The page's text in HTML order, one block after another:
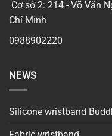
Cơ sở 2: 214 - Võ Văn
Chí Minh
0988902220
NEWS
Silicone wristband